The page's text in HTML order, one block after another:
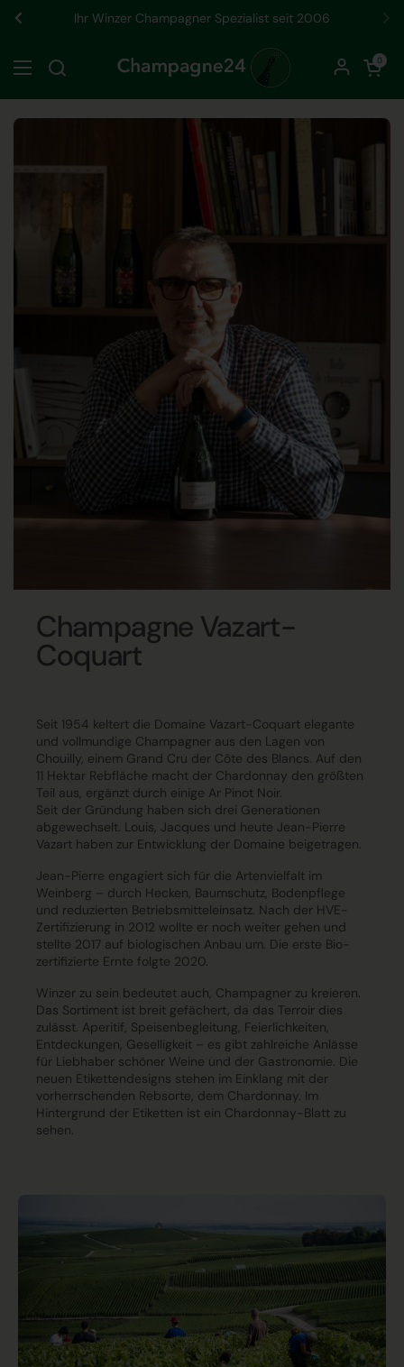
Zurück
Ihr Winzer Champagner Spezialist seit 2006
Menü öffnen
Warenkorb
0
Champagne Vazart-
Coquart
Seit 1954 keltert die Domaine Vazart-Coquart elegante
und vollmundige Champagner aus den Lagen von
Chouilly, einem Grand Cru der Côte des Blancs. Auf den
11 Hektar Rebfläche macht der Chardonnay den größten
Teil aus, ergänzt durch einige Ar Pinot Noir.
Seit der Gründung haben sich drei Generationen
abgewechselt. Louis, Jacques und heute Jean-Pierre
Vazart haben zur Entwicklung der Domaine beigetragen.
Jean-Pierre engagiert sich für die Artenvielfalt im
Weinberg – durch Hecken, Baumschutz, Bodenpflege
und reduzierten Betriebsmitteleinsatz. Nach der HVE-
Zertifizierung in 2012 wollte er noch weiter gehen und
stellte 2017 auf biologischen Anbau um. Die erste Bio-
zertifizierte Ernte folgte 2020.
Winzer zu sein bedeutet auch, Champagner zu kreieren.
Das Sortiment ist breit gefächert, da das Terroir dies
zulässt. Aperitif, Speisenbegleitung, Feierlichkeiten,
Entdeckungen, Geselligkeit – es gibt zahlreiche Anlässe
für Liebhaber schöner Weine und der Gastronomie. Die
neuen Etikettendesigns stehen im Einklang mit der
vorherrschenden Rebsorte, dem Chardonnay. Im
Hintergrund der Etiketten ist ein Chardonnay-Blatt zu
sehen.